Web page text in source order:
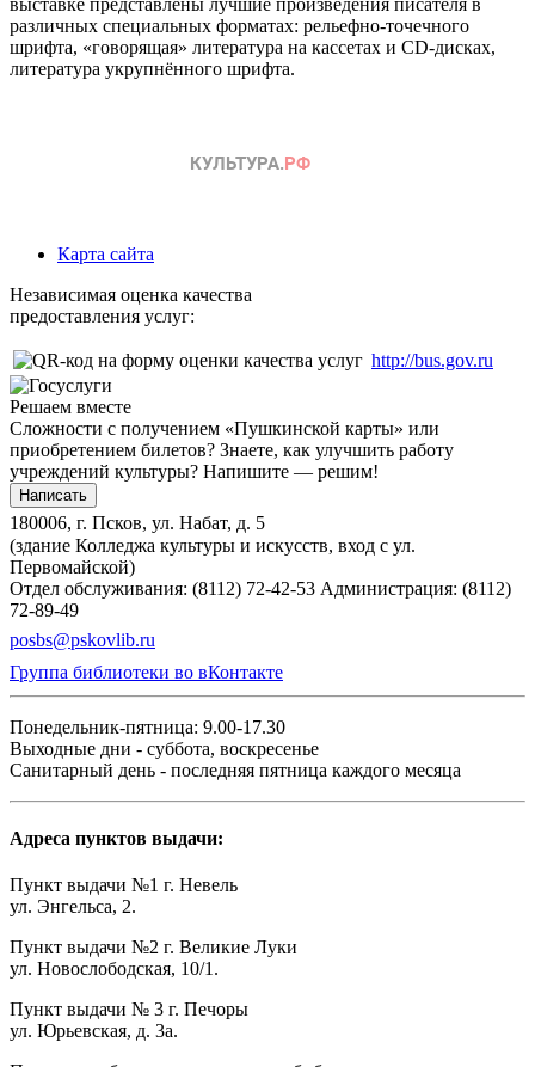
различных специальных форматах: рельефно-точечного
шрифта, «говорящая» литература на кассетах и CD-дисках,
литература укрупнённого шрифта.
Карта сайта
Независимая оценка качества
предоставления услуг:
http://bus.gov.ru
Решаем вместе
Сложности с получением «Пушкинской карты» или
приобретением билетов? Знаете, как улучшить работу
учреждений культуры? Напишите — решим!
Написать
180006, г. Псков, ул. Набат, д. 5
(здание Колледжа культуры и искусств, вход с ул.
Первомайской)
Отдел обслуживания: (8112) 72-42-53 Администрация: (8112)
72-89-49
posbs@pskovlib.ru
Группа библиотеки во вКонтакте
Понедельник-пятница: 9.00-17.30
Выходные дни - суббота, воскресенье
Санитарный день - последняя пятница каждого месяца
Адреса пунктов выдачи:
Пункт выдачи №1 г. Невель
ул. Энгельса, 2.
Пункт выдачи №2 г. Великие Луки
ул. Новослободская, 10/1.
Пункт выдачи № 3 г. Печоры
ул. Юрьевская, д. 3а.